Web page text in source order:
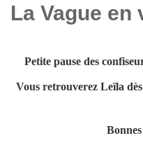
La Vague en
Petite pause des
Vous retrouverez Leïla